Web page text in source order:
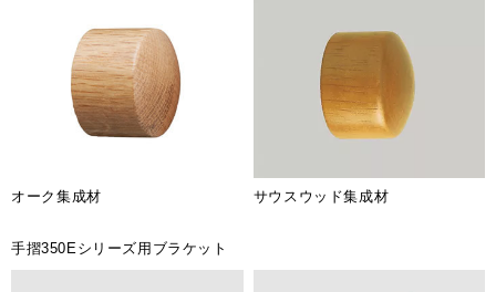
オーク集成材 サウスウッド集成材
手摺350Eシリーズ用ブラケット